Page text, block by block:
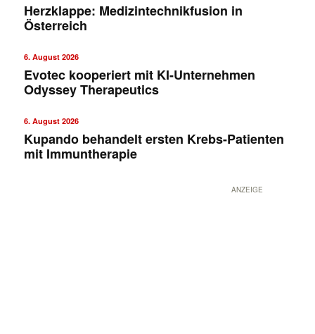
Herzklappe: Medizintechnikfusion in
Österreich
6. August 2026
Evotec kooperiert mit KI-Unternehmen
Odyssey Therapeutics
6. August 2026
Kupando behandelt ersten Krebs-Patienten
mit Immuntherapie
ANZEIGE